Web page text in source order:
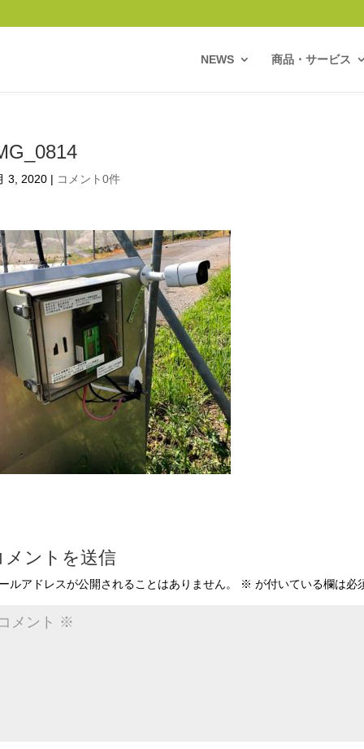
NEWS 商品・サービス
3, 2020 | コメント0件
メントを送信
ルアドレスが公開されることはありません。 ※ が付いている欄は必